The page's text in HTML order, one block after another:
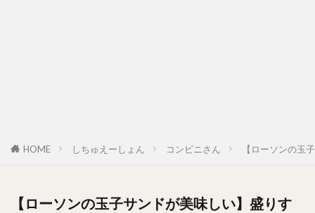
HOME しちゅえーしょん コンビニさん 【ローソンの玉
【ローソンの玉子サンドが美味しい】盛りす